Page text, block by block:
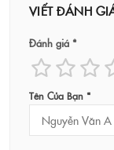
VIẾT ĐÁNH
Đánh giá *
Tên Của Bạn *